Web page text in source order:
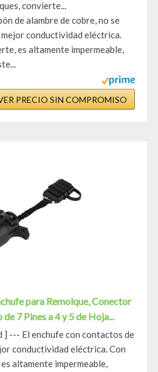
convierte...
de alambre de cobre, no se
conductividad eléctrica.
es altamente impermeable,
PRECIO SIN COMPROMISO
para Remolque, Conector
7 Pines a 4 y 5 de Hoja...
] --- El enchufe con contactos de
conductividad eléctrica. Con
altamente impermeable,